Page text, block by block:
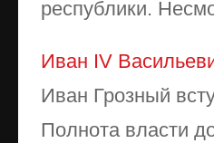
республики.
Иван IV
Иван Грозный
Полнота власти